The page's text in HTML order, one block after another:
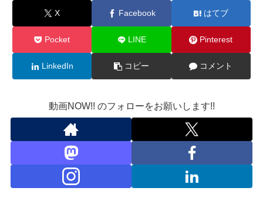
X Facebook はてブ
Pocket LINE Pinterest
LinkedIn コピー コメント
動画NOW!! のフォローをお願いします!!